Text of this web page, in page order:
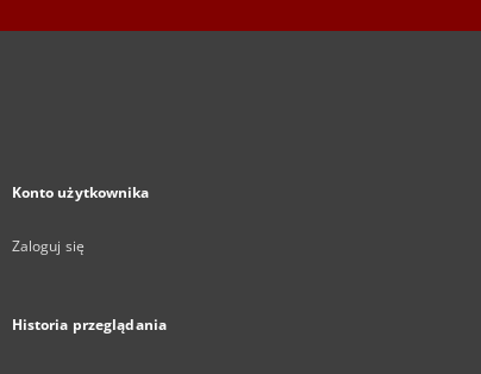
Konto użytkownika
Zaloguj się
Historia przeglądania